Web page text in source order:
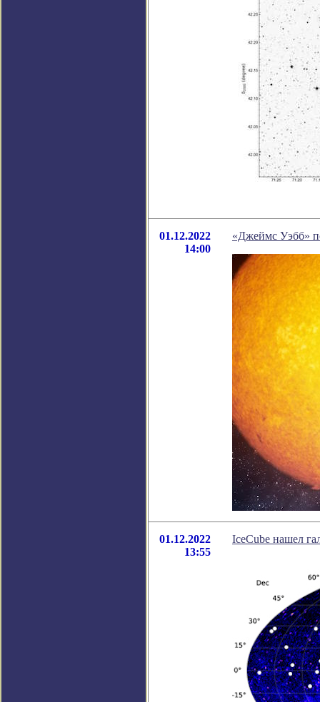
01.12.2022
14:00
«Джеймс Уэбб»
01.12.2022
13:55
IceCube нашел